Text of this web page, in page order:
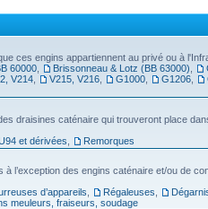
ces engins appartiennent au privé ou à
60000 Brissonneau & Lotz (BB 63000)
V214 V215, V216 G1000 G1206
draisines caténaire qui trouveront place
et dérivées Remorques
l’exception des engins caténaire et/ou de
d’appareils Régaleuses
meuleurs, fraiseurs, soudage